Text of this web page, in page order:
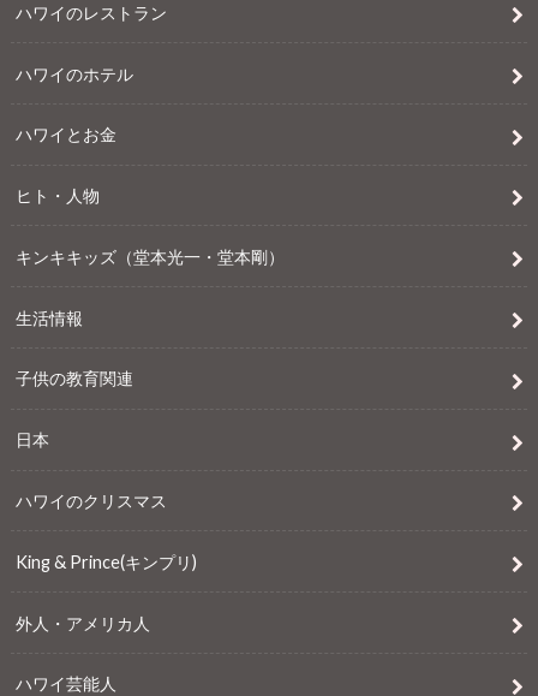
ハワイのレストラン
ハワイのホテル
ハワイとお金
ヒト・人物
キンキキッズ（堂本光一・堂本剛）
生活情報
子供の教育関連
日本
ハワイのクリスマス
King & Prince(キンプリ)
外人・アメリカ人
ハワイ芸能人